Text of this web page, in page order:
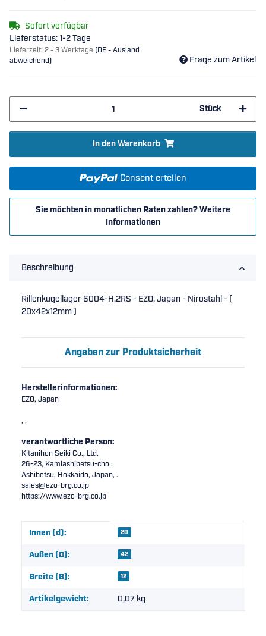
Sofort verfügbar
Lieferstatus: 1-2 Tage
Lieferzeit: 2 - 3 Werktage (DE - Ausland
abweichend)
Frage zum Artikel
Stück
In den Warenkorb
Consent erteilen
Sie möchten in monatlichen Raten zahlen?Weitere
Informationen
Beschreibung
Rillenkugellager 6004-H.2RS - EZO, Japan - Nirostahl - (
20x42x12mm )
Angaben zur Produktsicherheit
Herstellerinformationen:
EZO, Japan
, ,
verantwortliche Person:
Kitanihon Seiki Co., Ltd.
26-23, Kamiashibetsu-cho .
Ashibetsu, Hokkaido, Japan, .
sales@ezo-brg.co.jp
https://www.ezo-brg.co.jp
Produkteigenschaft
Wert
Innen (d): 20
Außen (D): 42
Breite (B): 12
Artikelgewicht: 0,07 kg